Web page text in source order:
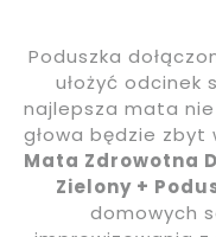
Poduszka
ułożyć odcinek
najlepsza mata nie
głowa będzie zbyt
Mata Zdrowotna
Zielony +
domowych